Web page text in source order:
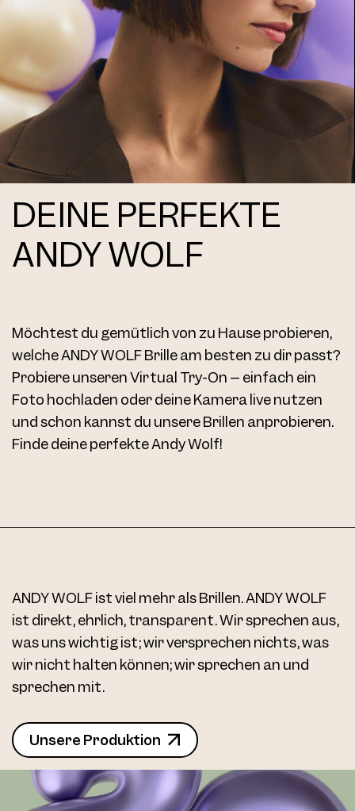
DEINE PERFEKTE
ANDY WOLF
Möchtest du gemütlich von zu Hause probieren,
welche ANDY WOLF Brille am besten zu dir passt?
Probiere unseren Virtual Try-On – einfach ein
Foto hochladen oder deine Kamera live nutzen
und schon kannst du unsere Brillen anprobieren.
Finde deine perfekte Andy Wolf!
ANDY WOLF ist viel mehr als Brillen. ANDY WOLF
ist direkt, ehrlich, transparent. Wir sprechen aus,
was uns wichtig ist; wir versprechen nichts, was
wir nicht halten können; wir sprechen an und
sprechen mit.
Unsere Produktion